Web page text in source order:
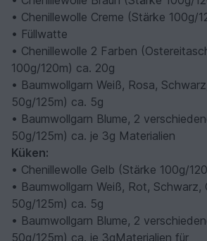
• Chenillewolle Creme (Stärke 100g/
• Füllwatte
• Chenillewolle 2 Farben
100g/120m) ca. 20g
• Baumwollgarn Weiß, Rosa,
50g/125m) ca. 5g
• Baumwollgarn Blume, 2
50g/125m) ca. je 3g Materialien
Küken:
• Chenillewolle Gelb (Stärke 100g/
• Baumwollgarn Weiß, Rot, Schwarz,
50g/125m) ca. 5g
• Baumwollgarn Blume, 2
50g/125m) ca. je 3gMaterialien für